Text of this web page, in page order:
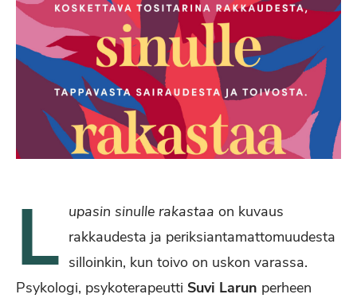
L upasin sinulle rakastaa on kuvaus
rakkaudesta ja periksiantamattomuudesta
silloinkin, kun toivo on uskon varassa.
Psykologi, psykoterapeutti Suvi Larun perheen